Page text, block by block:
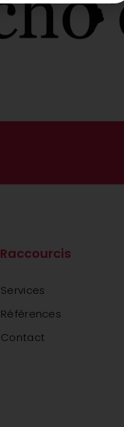
Raccourcis
Services
Références
Contact